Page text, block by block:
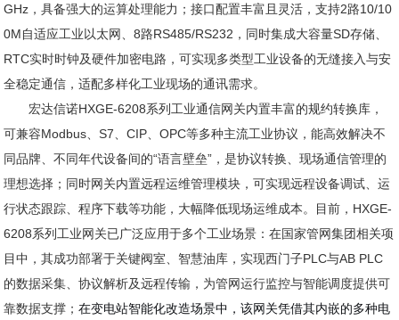
GHz，具备强大的运算处理能力；接口配置丰富且灵活，支持2路10/10
0M自适应工业以太网、8路RS485/RS232，同时集成大容量SD存储、
RTC实时时钟及硬件加密电路，可实现多类型工业设备的无缝接入与安
全稳定通信，适配多样化工业现场的通讯需求。
宏达信诺HXGE-6208系列工业通信网关内置丰富的规约转换库，
可兼容Modbus、S7、CIP、OPC等多种主流工业协议，能高效解决不
同品牌、不同年代设备间的“语言壁垒”，是协议转换、现场通信管理的
理想选择；同时网关内置远程运维管理模块，可实现远程设备调试、运
行状态跟踪、程序下载等功能，大幅降低现场运维成本。目前，HXGE-
6208系列工业网关已广泛应用于多个工业场景：在国家管网集团相关项
目中，其成功部署于关键阀室、智慧油库，实现西门子PLC与AB PLC
的数据采集、协议解析及远程传输，为管网运行监控与智能调度提供可
靠数据支撑；在变电站智能化改造场景中，该网关凭借其内嵌的多种电